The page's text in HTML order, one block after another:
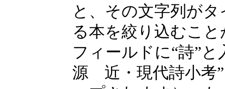
と、その文字列が
る本を絞り込むこ
フィールドに“詩”と
源 近・現代詩小考